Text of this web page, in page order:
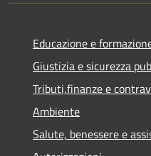
Educazione e
Giustizia e sicurezza
Tributi,finanze e
Ambiente
Salute, benessere e